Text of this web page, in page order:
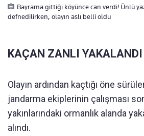
Bayrama gittiği köyünce can verdi! Ünlü
defnedilirken, olayın aslı belli oldu
KAÇAN ZANLI YAKALANDI
Olayın ardından kaçtığı öne
jandarma ekiplerinin çalışması
yakınlarındaki ormanlık alanda
alındı.